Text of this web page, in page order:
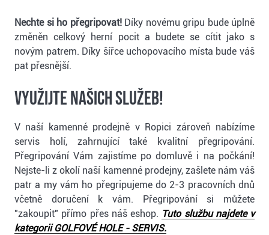
Nechte si ho přegripovat!Díky novému gripu bude úplně
změněn celkový herní pocit a budete se cítit jako s
novým patrem. Díky šířce uchopovacího místa bude váš
pat přesnější.
Využijte našich služeb!
V naší kamenné prodejně v Ropici zároveň nabízíme
servis holí, zahrnující také kvalitní přegripování.
Přegripování Vám zajistíme po domluvě i na počkání!
Nejste-li z okolí naší kamenné prodejny, zašlete nám váš
patr a my vám ho přegripujeme do 2-3 pracovních dnů
včetně doručení k vám. Přegripování si můžete
"zakoupit" přímo přes náš eshop. Tuto službu najdete v
kategorii GOLFOVÉ HOLE - SERVIS.